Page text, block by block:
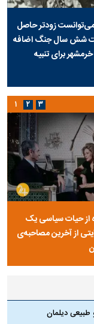
زودتر حاصل
شش سال جنگ اضافه
برای تنبیه
از حیات سیاسی یک
از آخرین مصاحبه‌ی
۱ ۲ ۳
دیلمان